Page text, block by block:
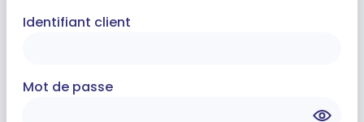
Identifiant client
Mot de passe